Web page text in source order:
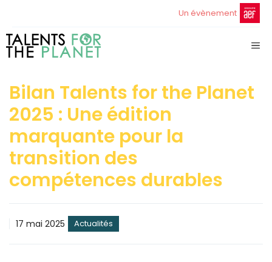
Un évènement
Bilan Talents for the Planet
2025 : Une édition
marquante pour la
transition des
compétences durables
17 mai 2025 Actualités